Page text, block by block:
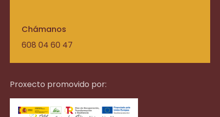
Chámanos
608 04 60 47
Proxecto promovido por: